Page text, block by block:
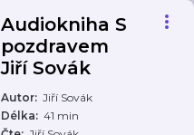
Audiokniha S
pozdravem
Jiří Sovák
Autor: Jiří Sovák
Délka: 41 min